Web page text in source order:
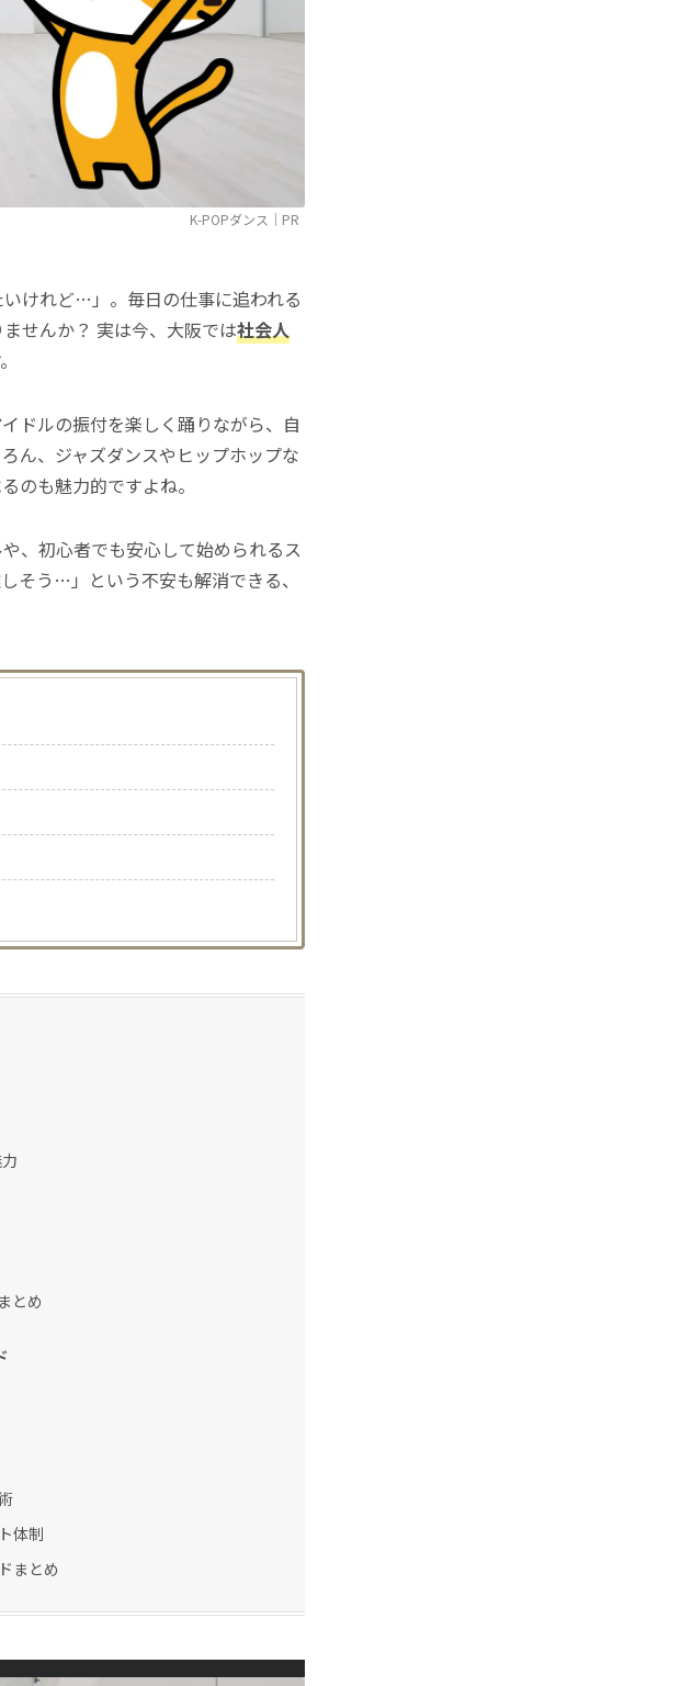
K-POPダンス｜PR
けれど…」。毎日の仕事に追われる
せんか？ 実は今、大阪では社会人
ドルの振付を楽しく踊りながら、自
ん、ジャズダンスやヒップホップな
のも魅力的ですよね。
、初心者でも安心して始められるス
そう…」という不安も解消できる、
とめ
体制
まとめ